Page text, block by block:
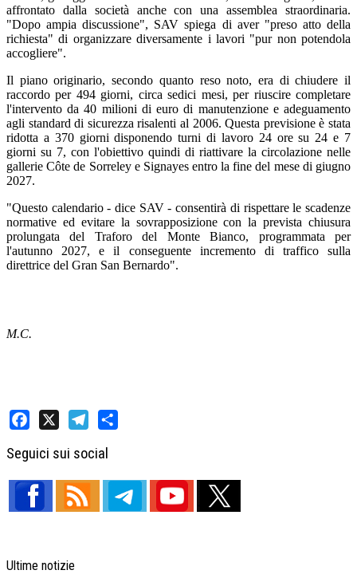
affrontato dalla società anche con una assemblea straordinaria.
"Dopo ampia discussione", SAV spiega di aver "preso atto della
richiesta" di organizzare diversamente i lavori "pur non potendola
accogliere".
Il piano originario, secondo quanto reso noto, era di chiudere il
raccordo per 494 giorni, circa sedici mesi, per riuscire completare
l'intervento da 40 milioni di euro di manutenzione e adeguamento
agli standard di sicurezza risalenti al 2006. Questa previsione è stata
ridotta a 370 giorni disponendo turni di lavoro 24 ore su 24 e 7
giorni su 7, con l'obiettivo quindi di riattivare la circolazione nelle
gallerie Côte de Sorreley e Signayes entro la fine del mese di giugno
2027.
"Questo calendario - dice SAV - consentirà di rispettare le scadenze
normative ed evitare la sovrapposizione con la prevista chiusura
prolungata del Traforo del Monte Bianco, programmata per
l'autunno 2027, e il conseguente incremento di traffico sulla
direttrice del Gran San Bernardo".
M.C.
Seguici sui social
Ultime notizie